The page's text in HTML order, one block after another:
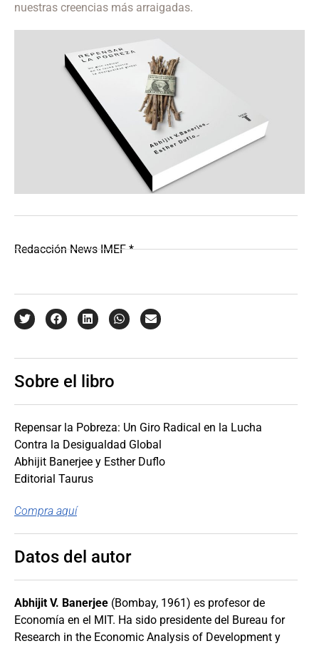
nuestras creencias más arraigadas.
Redacción News IMEF *
Sobre el libro
Repensar la Pobreza: Un Giro Radical en la Lucha
Contra la Desigualdad Global
Abhijit Banerjee y Esther Duflo
Editorial Taurus
Compra aquí
Datos del autor
Abhijit V. Banerjee (Bombay, 1961) es profesor de
Economía en el MIT. Ha sido presidente del Bureau for
Research in the Economic Analysis of Development y